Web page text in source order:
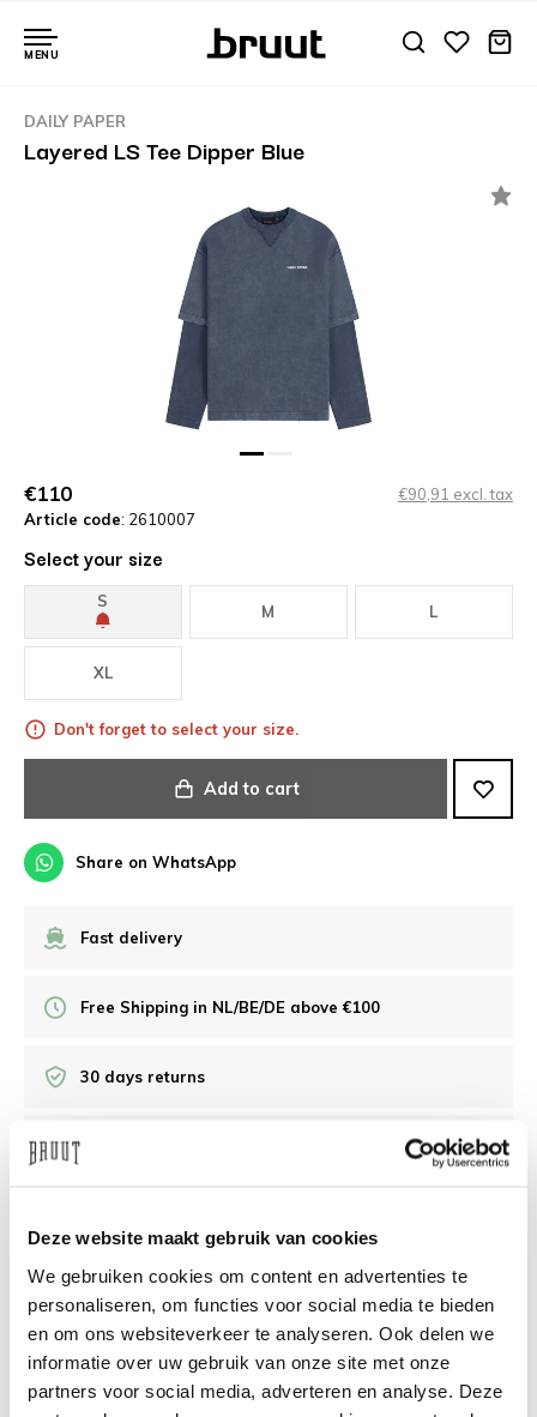
Deze website maakt gebruik van cookies
We gebruiken cookies om content en advertenties te
personaliseren, om functies voor social media te bieden
en om ons websiteverkeer te analyseren. Ook delen we
informatie over uw gebruik van onze site met onze
partners voor social media, adverteren en analyse. Deze
MENU
DAILY PAPER
Layered LS Tee Dipper Blue
€110
€90,91 excl. tax
Article code: 2610007
Select your size
S
M L
XL
Don't forget to select your size.
Add to cart
Share on WhatsApp
Fast delivery
Free Shipping in NL/BE/DE above €100
30 days returns
Need help?We're glad to help
info@bruut.nl Live chat Whatsapp
About this product
Shipment and returns